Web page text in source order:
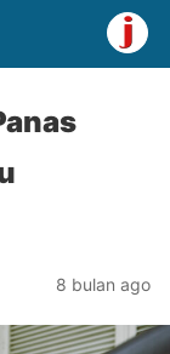
8 bulan ago